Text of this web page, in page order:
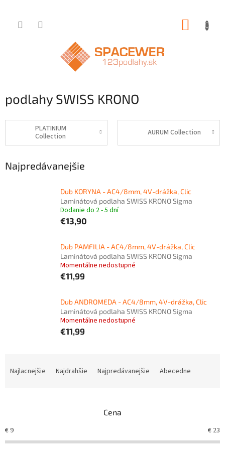
podlahy SWISS KRONO
PLATINIUM
Collection
AURUM Collection
Najpredávanejšie
Dub KORYNA - AC4/8mm, 4V-drážka, Clic
Laminátová podlaha SWISS KRONO Sigma
Dodanie do 2 - 5 dní
€13,90
Dub PAMFILIA - AC4/8mm, 4V-drážka, Clic
Laminátová podlaha SWISS KRONO Sigma
Momentálne nedostupné
€11,99
Dub ANDROMEDA - AC4/8mm, 4V-drážka, Clic
Laminátová podlaha SWISS KRONO Sigma
Momentálne nedostupné
€11,99
e
p
r
Najlacnejšie Najdrahšie Najpredávanejšie Abecedne
Cena
€9 € 23